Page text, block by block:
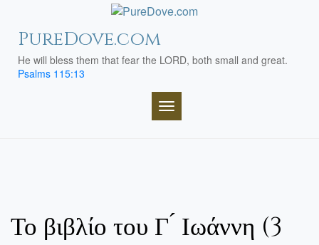
contentPureDove.com
He will bless them that fear the LORD, both small and great.
Psalms 115:13
TOGGLE NAVIGATION
Το βιβλίο του Γ ́ Ιωάννη (3